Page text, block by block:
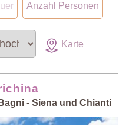
Anzahl Personen
Karte
- Siena und Chianti